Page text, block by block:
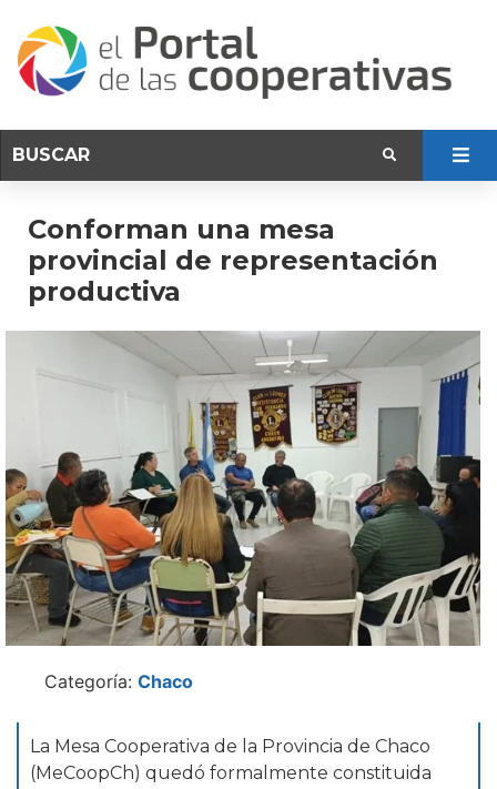
Conforman una mesa
provincial de representación
productiva
Categoría: Chaco
La Mesa Cooperativa de la Provincia de Chaco
(MeCoopCh) quedó formalmente constituida